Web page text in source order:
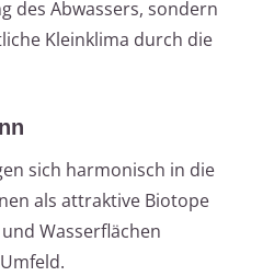
des Abwassers, sondern
Kleinklima durch die
sich harmonisch in die
als attraktive Biotope
Wasserflächen